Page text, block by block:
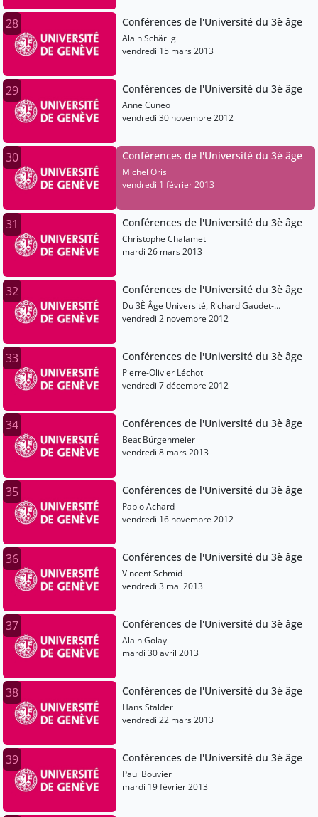
28 Conférences de l'Université du 3è âge
Alain Schärlig
vendredi 15 mars 2013
29 Conférences de l'Université du 3è âge
Anne Cuneo
vendredi 30 novembre 2012
30 Conférences de l'Université du 3è âge
Michel Oris
vendredi 1 février 2013
31 Conférences de l'Université du 3è âge
Christophe Chalamet
mardi 26 mars 2013
32 Conférences de l'Université du 3è âge
Du 3È Âge Université, Richard Gaudet-
Blavignac
vendredi 2 novembre 2012
33 Conférences de l'Université du 3è âge
Pierre-Olivier Léchot
vendredi 7 décembre 2012
34 Conférences de l'Université du 3è âge
Beat Bürgenmeier
vendredi 8 mars 2013
35 Conférences de l'Université du 3è âge
Pablo Achard
vendredi 16 novembre 2012
36 Conférences de l'Université du 3è âge
Vincent Schmid
vendredi 3 mai 2013
37 Conférences de l'Université du 3è âge
Alain Golay
mardi 30 avril 2013
38 Conférences de l'Université du 3è âge
Hans Stalder
vendredi 22 mars 2013
39 Conférences de l'Université du 3è âge
Paul Bouvier
mardi 19 février 2013